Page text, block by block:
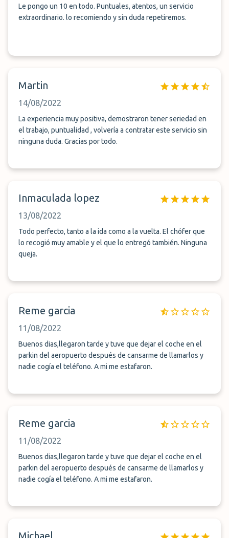
Le pongo un 10 en todo. Puntuales, atentos, un servicio
extraordinario. lo recomiendo y sin duda repetiremos.
Martin
14/08/2022
La experiencia muy positiva, demostraron tener seriedad en
el trabajo, puntualidad , volvería a contratar este servicio sin
ninguna duda. Gracias por todo.
Inmaculada lopez
13/08/2022
Todo perfecto, tanto a la ida como a la vuelta. El chófer que
lo recogió muy amable y el que lo entregó también. Ninguna
queja.
Reme garcia
11/08/2022
Buenos dias,llegaron tarde y tuve que dejar el coche en el
parkin del aeropuerto después de cansarme de llamarlos y
nadie cogía el teléfono. A mi me estafaron.
Reme garcia
11/08/2022
Buenos dias,llegaron tarde y tuve que dejar el coche en el
parkin del aeropuerto después de cansarme de llamarlos y
nadie cogía el teléfono. A mi me estafaron.